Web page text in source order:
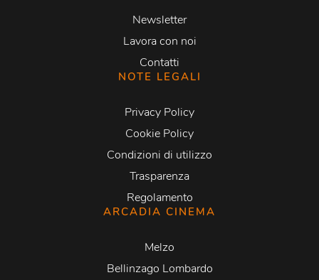
Newsletter
Lavora con noi
Contatti
NOTE LEGALI
Privacy Policy
Cookie Policy
Condizioni di utilizzo
Trasparenza
Regolamento
ARCADIA CINEMA
Melzo
Bellinzago Lombardo